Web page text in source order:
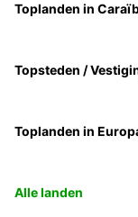
Toplanden in
Topsteden /
Toplanden in
Alle landen